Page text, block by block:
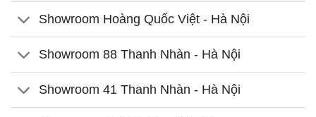
Showroom Hoàng Quốc Việt - Hà Nội
Showroom 88 Thanh Nhàn - Hà Nội
Showroom 41 Thanh Nhàn - Hà Nội